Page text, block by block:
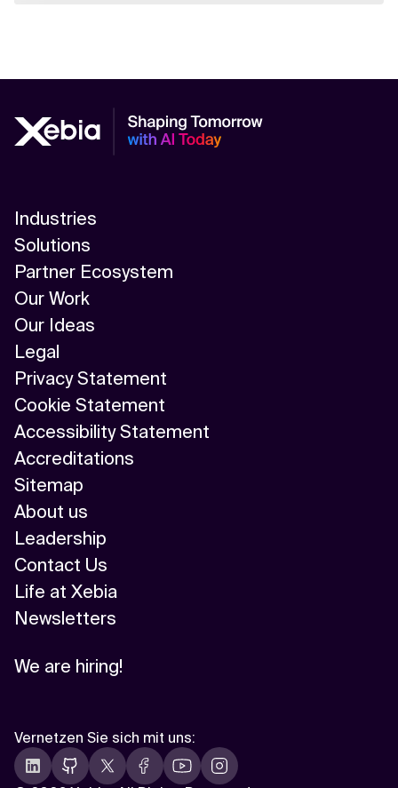
Industries
Solutions
Partner Ecosystem
Our Work
Our Ideas
Legal
Privacy Statement
Cookie Statement
Accessibility Statement
Accreditations
Sitemap
About us
Leadership
Contact Us
Life at Xebia
Newsletters
We are hiring!
Vernetzen Sie sich mit uns: